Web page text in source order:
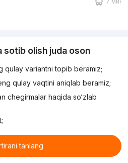
olish juda oson
qulay variantni topib beramiz;
qulay vaqtini aniqlab beramiz;
chegirmalar haqida so‘zlab
tanlang